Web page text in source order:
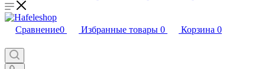
Сравнение0 Избранные товары 0 Корзина 0